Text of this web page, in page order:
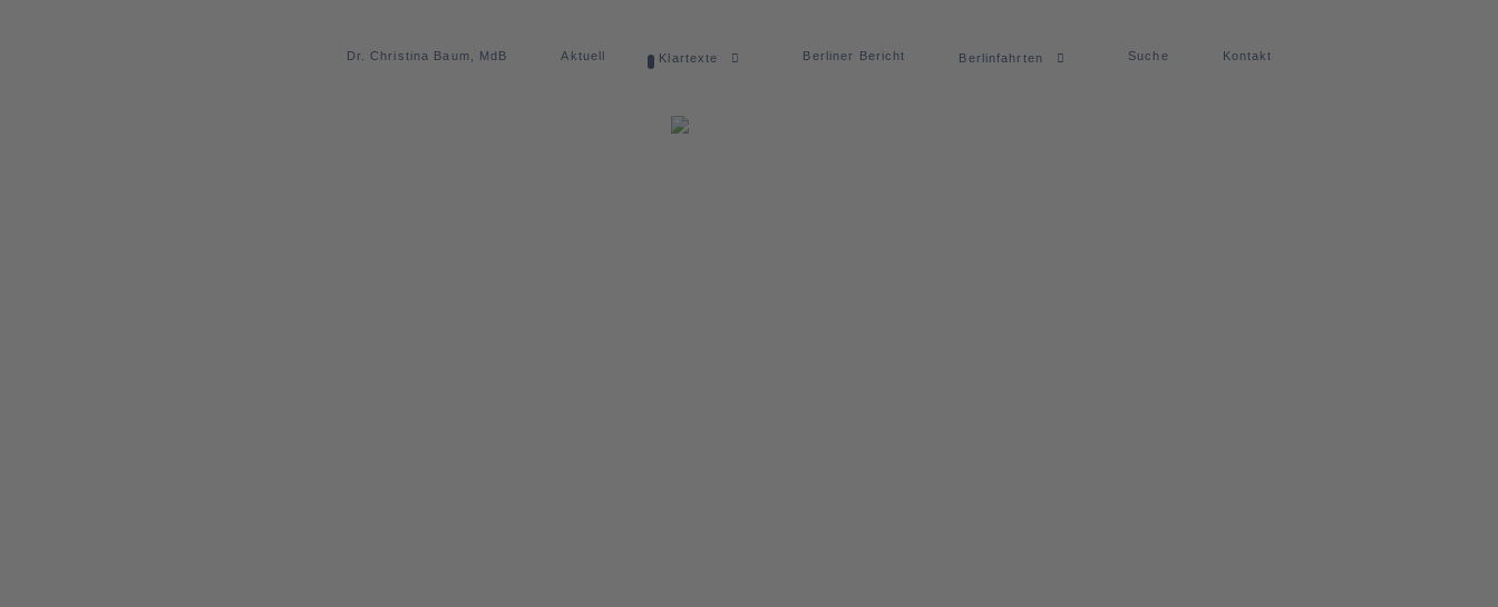
Dr. Christina Baum, MdB Aktuell Klartexte Berliner Bericht Berlinfahrten Suche Kontakt